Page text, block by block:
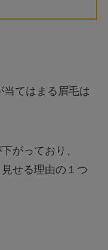
当てはまる眉毛は
がっており、
せる理由の１つ